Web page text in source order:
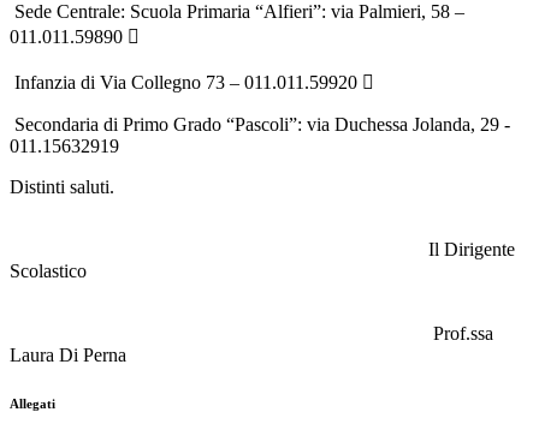
Sede Centrale: Scuola Primaria “Alfieri”: via Palmieri, 58 –
011.011.59890 
Infanzia di Via Collegno 73 – 011.011.59920 
Secondaria di Primo Grado “Pascoli”: via Duchessa Jolanda, 29 -
011.15632919
Distinti saluti.
Il Dirigente
Scolastico
Prof.ssa
Laura Di Perna
Allegati